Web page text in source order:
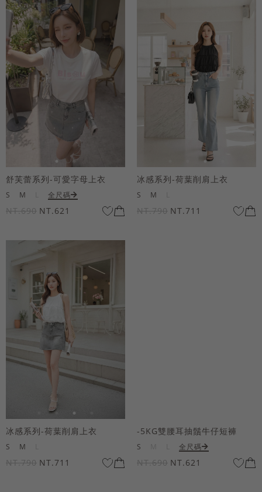
舒芙蕾系列-可愛字母上衣
S M 全尺碼
NT.690 NT.621
冰感系列-荷葉削肩上衣
S M
NT.790 NT.711
冰感系列-荷葉削肩上衣
S M
NT.790 NT.711
-5KG雙腰耳抽鬚牛仔短褲
S 全尺碼
NT.690 NT.621